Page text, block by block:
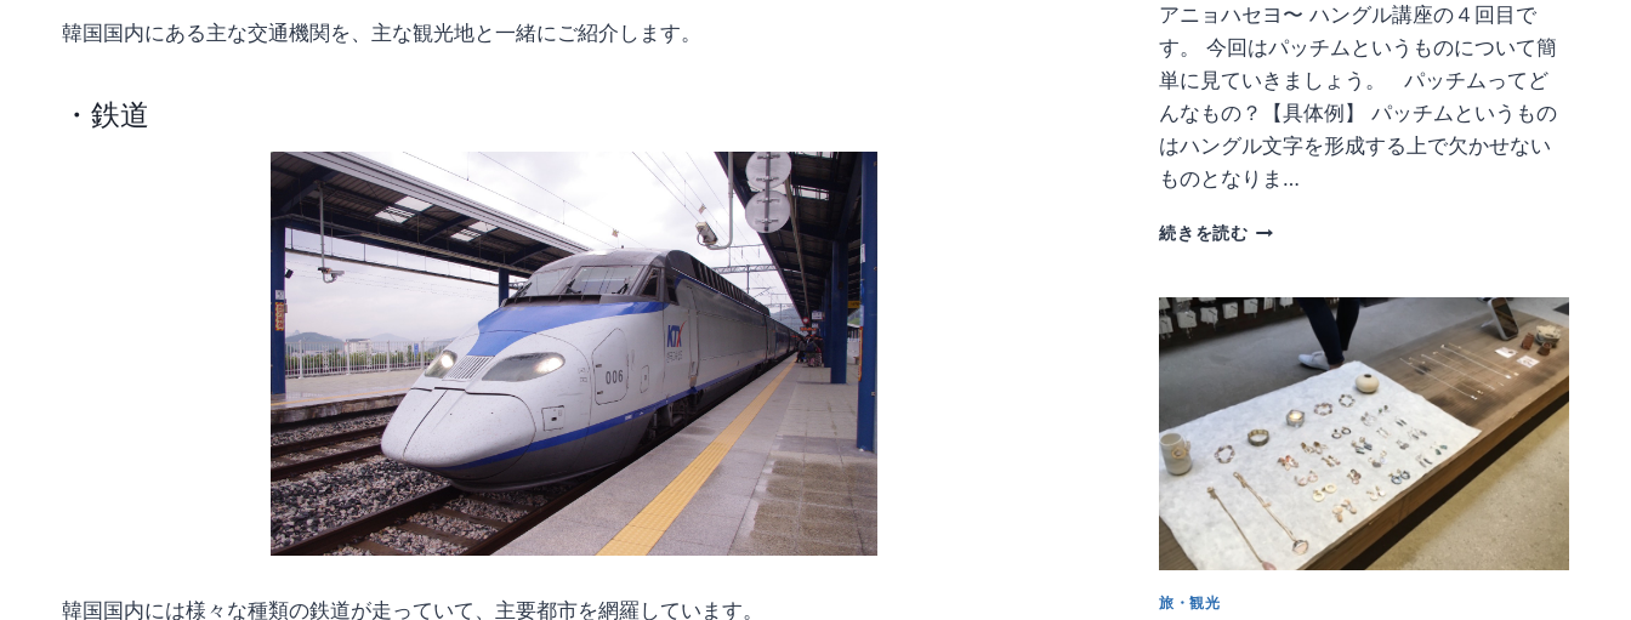
韓国国内にある主な交通機関を、主な観光地と一緒にご紹介します。
・鉄道
韓国国内には様々な種類の鉄道が走っていて、主要都市を網羅しています。
アニョハセヨ〜 ハングル講座の４回目で
す。 今回はパッチムというものについて簡
単に見ていきましょう。 パッチムってど
んなもの？【具体例】 パッチムというもの
はハングル文字を形成する上で欠かせない
ものとなりま…
続きを読む【ハ
ル
講
４】
パ
ッ
ム
っ
何？
旅・観光